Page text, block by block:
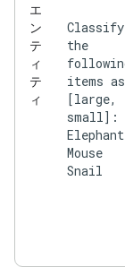
エ
ン
テ
ィ
テ
ィ
Classify
the
items as
[large,
small]:
Elephant
Mouse
Snail